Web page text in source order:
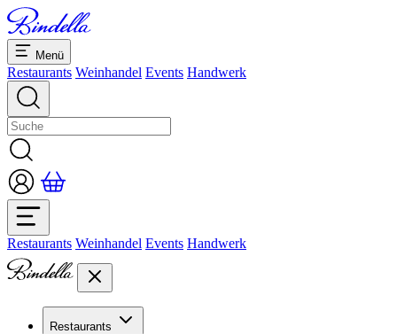
Menü
Restaurants Weinhandel Events Handwerk
Restaurants Weinhandel Events Handwerk
Restaurants